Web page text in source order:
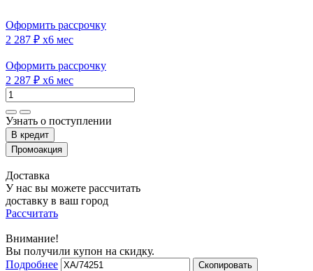
Оформить рассрочку
2 287 ₽ x6 мес
Оформить рассрочку
2 287 ₽ x6 мес
Узнать о поступлении
Доставка
У нас вы можете рассчитать
доставку в ваш город
Рассчитать
Внимание!
Вы получили купон на скидку.
Подробнее
Скопировать